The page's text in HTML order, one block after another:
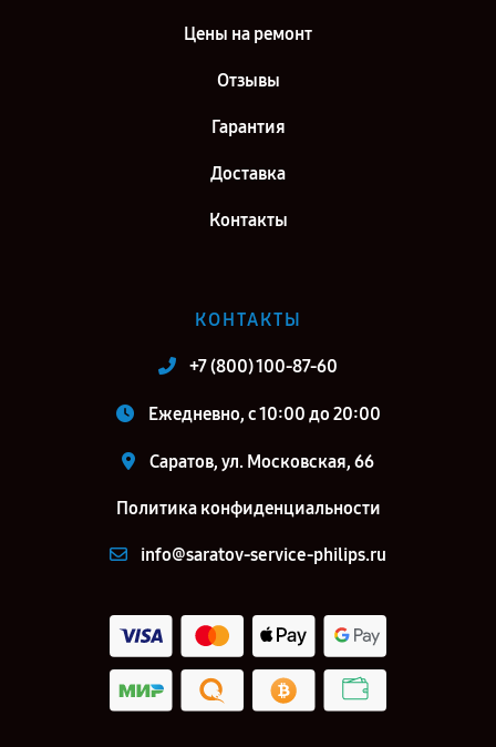
Цены на ремонт
Отзывы
Гарантия
Доставка
Контакты
КОНТАКТЫ
+7 (800) 100-87-60
Ежедневно, с 10:00 до 20:00
Саратов, ул. Московская, 66
Политика конфиденциальности
info@saratov-service-philips.ru